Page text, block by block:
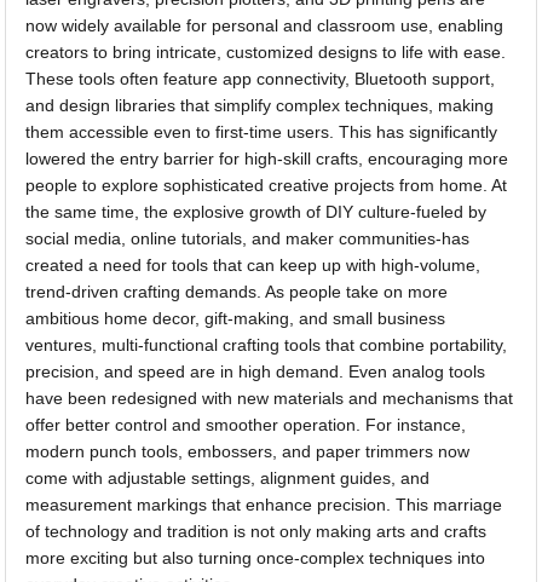
now widely available for personal and classroom use, enabling
creators to bring intricate, customized designs to life with ease.
These tools often feature app connectivity, Bluetooth support,
and design libraries that simplify complex techniques, making
them accessible even to first-time users. This has significantly
lowered the entry barrier for high-skill crafts, encouraging more
people to explore sophisticated creative projects from home. At
the same time, the explosive growth of DIY culture-fueled by
social media, online tutorials, and maker communities-has
created a need for tools that can keep up with high-volume,
trend-driven crafting demands. As people take on more
ambitious home decor, gift-making, and small business
ventures, multi-functional crafting tools that combine portability,
precision, and speed are in high demand. Even analog tools
have been redesigned with new materials and mechanisms that
offer better control and smoother operation. For instance,
modern punch tools, embossers, and paper trimmers now
come with adjustable settings, alignment guides, and
measurement markings that enhance precision. This marriage
of technology and tradition is not only making arts and crafts
more exciting but also turning once-complex techniques into